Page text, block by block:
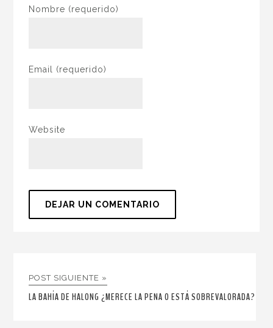
Nombre (requerido)
Email (requerido)
Website
POST SIGUIENTE »
LA BAHÍA DE HALONG ¿MERECE LA PENA O ESTÁ SOBREVALORADA?